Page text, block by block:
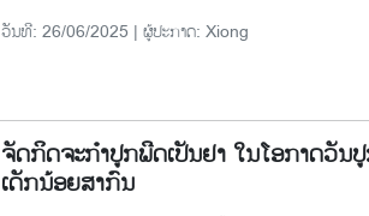
ວັນທີ: 26/06/2025 | ຜູ້ປະກາດ: Xiong
ຈັດ​ກິດ​ຈະ​ກຳ​ປູກ​ພືດ​ເປັນ​ຢາ ໃນ​ໂອ​ກາດວັນ
ເດັກນ້ອຍສາກົນ